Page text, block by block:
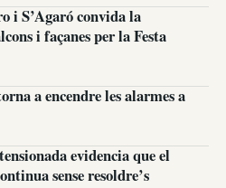
i S’Agaró convida la
i façanes per la Festa
a encendre les alarmes a
evidencia que el
sense resoldre’s